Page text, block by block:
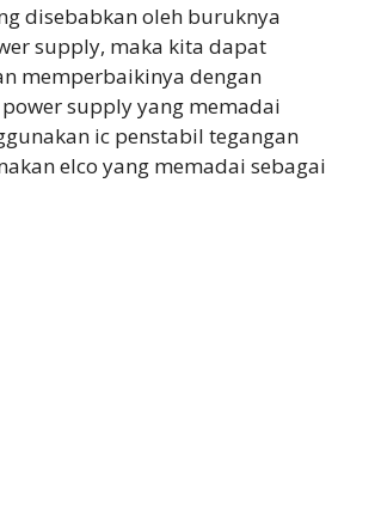
disebabkan oleh buruknya
supply, maka kita dapat
memperbaikinya dengan
supply yang memadai
ic penstabil tegangan
elco yang memadai sebagai